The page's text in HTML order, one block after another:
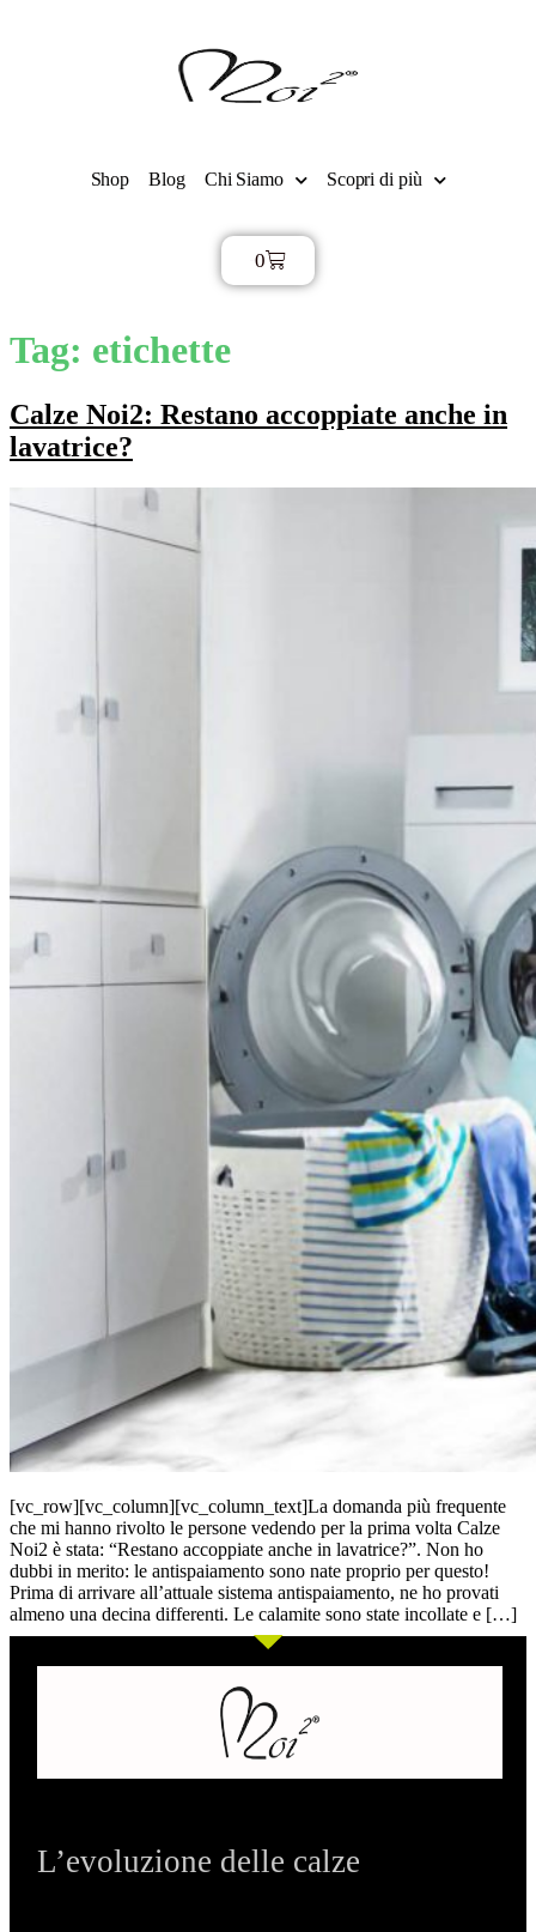
Shop Blog Chi Siamo Scopri di più
0
Tag: etichette
Calze Noi2: Restano accoppiate anche in
lavatrice?
[vc_row][vc_column][vc_column_text]La domanda più frequente
che mi hanno rivolto le persone vedendo per la prima volta Calze
Noi2 è stata: “Restano accoppiate anche in lavatrice?”. Non ho
dubbi in merito: le antispaiamento sono nate proprio per questo!
Prima di arrivare all’attuale sistema antispaiamento, ne ho provati
almeno una decina differenti. Le calamite sono state incollate e […]
L’evoluzione delle calze